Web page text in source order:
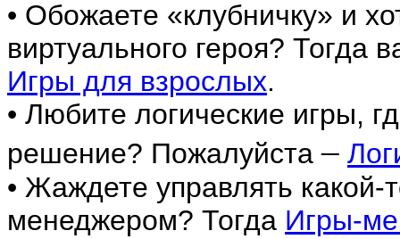
• Обожаете «клубничку» и
виртуального героя? Тогда
Игры для взрослых.
• Любите логические игры,
решение? Пожалуйста–
• Жаждете управлять
менеджером? Тогда Игры-